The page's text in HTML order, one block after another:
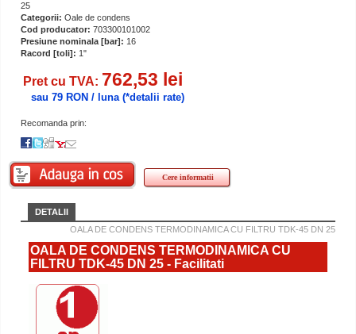
25
Categorii: Oale de condens
Cod producator: 703300101002
Presiune nominala [bar]: 16
Racord [toli]: 1"
Pret cu TVA: 762,53 lei
sau 79 RON / luna (*detalii rate)
Recomanda prin:
Cere informatii
DETALII
OALA DE CONDENS TERMODINAMICA CU FILTRU TDK-45 DN 25
OALA DE CONDENS TERMODINAMICA CU
FILTRU TDK-45 DN 25 - Facilitati